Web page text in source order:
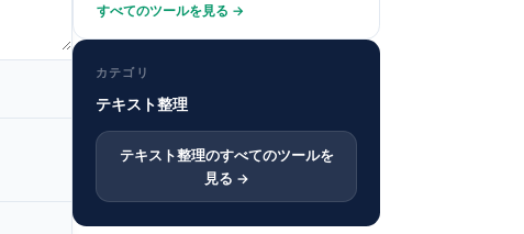
すべてのツールを見る →
カテゴリ
テキスト整理
テキスト整理のすべてのツールを
見る →